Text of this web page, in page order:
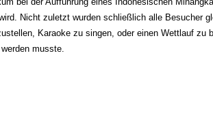
Nicht zuletzt wurden schließlich alle Besucher
Karaoke zu singen, oder einen Wettlauf zu
musste.